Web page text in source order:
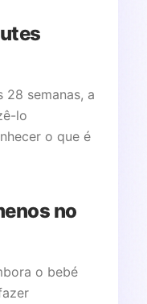
28 semanas, a
lo
o que é
no
o bebé